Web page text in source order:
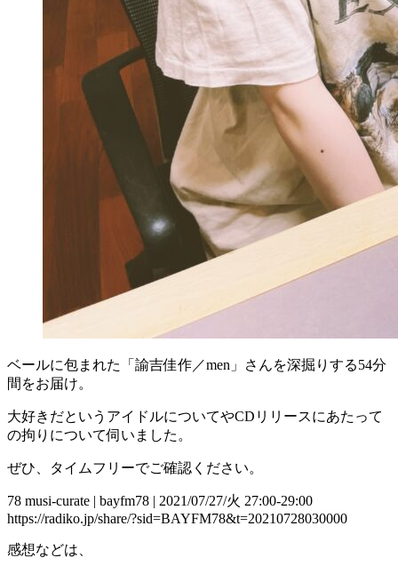
ベールに包まれた「諭吉佳作／men」さんを深掘りする54分
間をお届け。
大好きだというアイドルについてやCDリリースにあたって
の拘りについて伺いました。
ぜひ、タイムフリーでご確認ください。
78 musi-curate | bayfm78 | 2021/07/27/火 27:00-29:00
https://radiko.jp/share/?sid=BAYFM78&t=20210728030000
感想などは、